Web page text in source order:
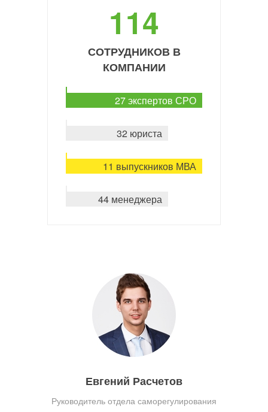
114
СОТРУДНИКОВ В
КОМПАНИИ
27 экспертов СРО
32 юриста
11 выпускников МВА
44 менеджера
Евгений Расчетов
Руководитель отдела саморегулирования